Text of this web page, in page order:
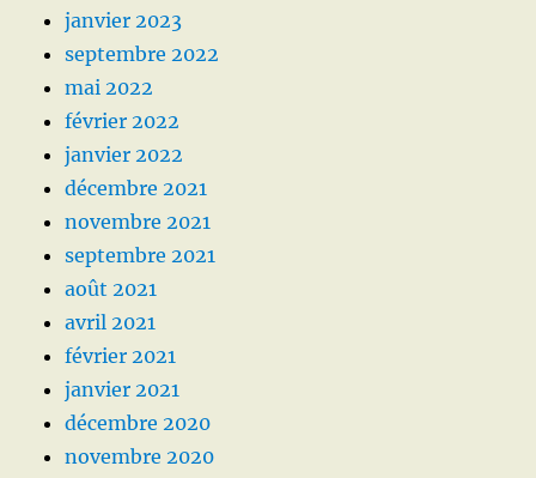
janvier 2023
septembre 2022
mai 2022
février 2022
janvier 2022
décembre 2021
novembre 2021
septembre 2021
août 2021
avril 2021
février 2021
janvier 2021
décembre 2020
novembre 2020